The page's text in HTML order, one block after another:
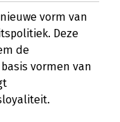
vorm van
Deze
de
vormen van